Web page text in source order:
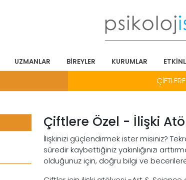
UZMANLAR BİREYLER KURUMLAR
Çiftlere Özel - İlişki
İlişkinizi güçlendirmek ister misiniz?
süredir kaybettiğiniz yakınlığınızı
olduğunuz için, doğru bilgi ve